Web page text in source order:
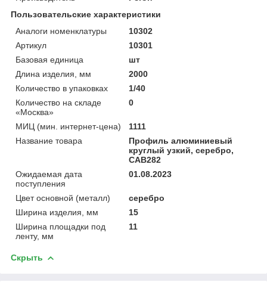
Пользовательские характеристики
Аналоги номенклатуры
10302
Артикул
10301
Базовая единица
шт
Длина изделия, мм
2000
Количество в упаковках
1/40
Количество на складе
«Москва»
0
МИЦ (мин. интернет-цена)
1111
Название товара
Профиль алюминиевый
круглый узкий, серебро,
CAB282
Ожидаемая дата
поступления
01.08.2023
Цвет основной (металл)
серебро
Ширина изделия, мм
15
Ширина площадки под
ленту, мм
11
Скрыть